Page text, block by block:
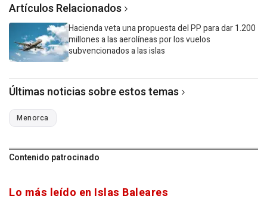
Artículos Relacionados
Hacienda veta una propuesta del PP para dar 1.200
millones a las aerolíneas por los vuelos
subvencionados a las islas
Últimas noticias sobre estos temas
Menorca
Contenido patrocinado
Lo más leído en Islas Baleares